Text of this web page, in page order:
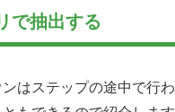
で抽出する
ンはステップの途中で行